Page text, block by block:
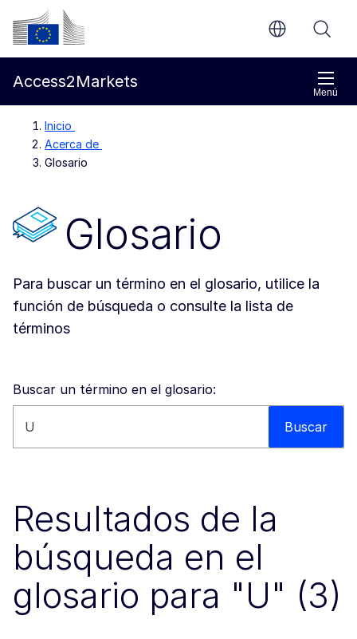
Ir al contenido principal
Comisión Europea
Menú
Access2Markets
Inicio
Acerca de
Glosario
Glosario
Para buscar un término en el glosario, utilice la
función de búsqueda o consulte la lista de
términos
Buscar un término en el glosario:
Buscar en esta web Buscar
Resultados de la
búsqueda en el
glosario para "U" (3)